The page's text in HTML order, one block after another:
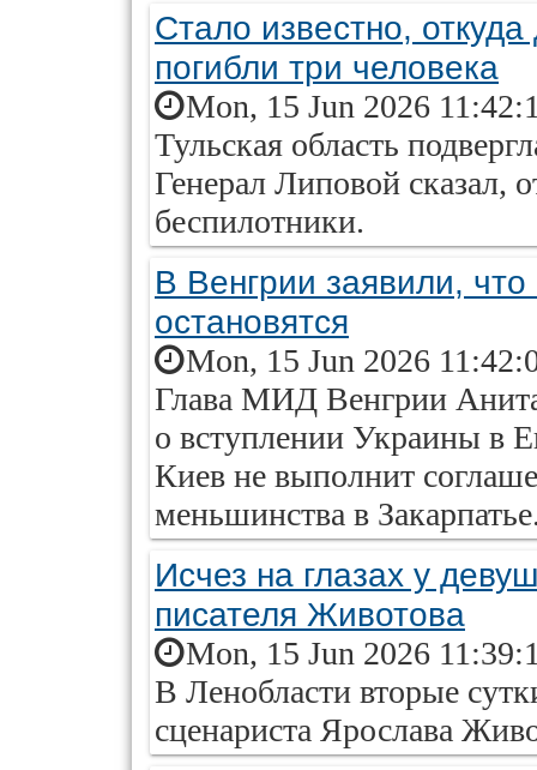
Стало известно,
погибли три человека
Mon, 15 Jun 2026
Тульская область
Генерал Липовой сказал,
беспилотники.
В Венгрии заявили,
остановятся
Mon, 15 Jun 2026
Глава МИД Венгрии
о вступлении Украины в
Киев не выполнит
меньшинства в
Исчез на глазах у
писателя Животова
Mon, 15 Jun 2026
В Ленобласти вторые
сценариста Ярослава